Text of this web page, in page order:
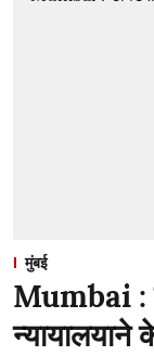
मुंबई
Mumbai :